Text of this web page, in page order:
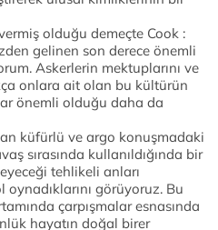
olduğu demeçte Cook :
gelinen son derece önemli
Askerlerin mektuplarını ve
onlara ait olan bu kültürün
önemli olduğu daha da
küfürlü ve argo konuşmadaki
sırasında kullanıldığında bir
tehlikeli anları
görüyoruz. Bu
çarpışmalar esnasında
hayatın doğal birer